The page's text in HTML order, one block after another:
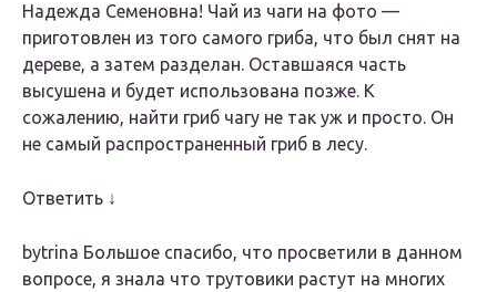
Надежда Семеновна! Чай из чаги на фото —
приготовлен из того самого гриба, что был снят на
дереве, а затем разделан. Оставшаяся часть
высушена и будет использована позже. К
сожалению, найти гриб чагу не так уж и просто. Он
не самый распространенный гриб в лесу.
Ответить ↓
bytrina Большое спасибо, что просветили в данном
вопросе, я знала что трутовики растут на многих